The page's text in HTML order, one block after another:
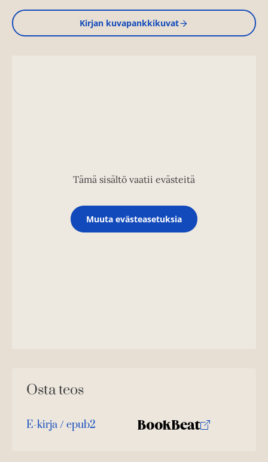
Kirjan kuvapankkikuvat
Tämä sisältö vaatii evästeitä
Muuta evästeasetuksia
Osta teos
K
E-kirja / epub2
B